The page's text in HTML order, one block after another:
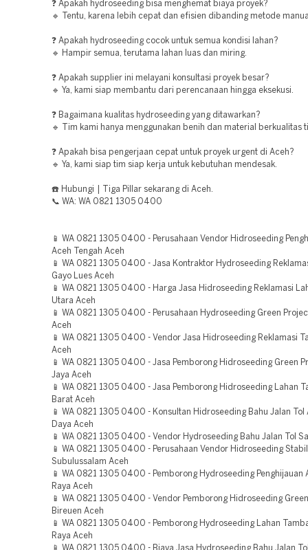
❓ Apakah hydroseeding bisa menghemat biaya proyek?
🔹 Tentu, karena lebih cepat dan efisien dibanding metode
❓ Apakah hydroseeding cocok untuk semua kondisi lahan?
🔹 Hampir semua, terutama lahan luas dan miring.
❓ Apakah supplier ini melayani konsultasi proyek besar?
🔹 Ya, kami siap membantu dari perencanaan hingga eksekusi.
❓ Bagaimana kualitas hydroseeding yang ditawarkan?
🔹 Tim kami hanya menggunakan benih dan material berkualitas
❓ Apakah bisa pengerjaan cepat untuk proyek urgent di Aceh?
🔹 Ya, kami siap tim siap kerja untuk kebutuhan mendesak.
☎️ Hubungi | Tiga Pillar sekarang di Aceh.
📞 WA: WA 0821 1305 0400
📱 WA 0821 1305 0400 - Perusahaan Vendor Hidroseeding
Aceh Tengah Aceh
📱 WA 0821 1305 0400 - Jasa Kontraktor Hydroseeding
Gayo Lues Aceh
📱 WA 0821 1305 0400 - Harga Jasa Hidroseeding Reklamasi
Utara Aceh
📱 WA 0821 1305 0400 - Perusahaan Hydroseeding Green
Aceh
📱 WA 0821 1305 0400 - Vendor Jasa Hidroseeding Reklamasi
Aceh
📱 WA 0821 1305 0400 - Jasa Pemborong Hidroseeding Green
Jaya Aceh
📱 WA 0821 1305 0400 - Jasa Pemborong Hidroseeding Lahan
Barat Aceh
📱 WA 0821 1305 0400 - Konsultan Hidroseeding Bahu Jalan Tol
Daya Aceh
📱 WA 0821 1305 0400 - Vendor Hydroseeding Bahu Jalan Tol
📱 WA 0821 1305 0400 - Perusahaan Vendor Hidroseeding
Subulussalam Aceh
📱 WA 0821 1305 0400 - Pemborong Hydroseeding Penghijauan
Raya Aceh
📱 WA 0821 1305 0400 - Vendor Pemborong Hidroseeding
Bireuen Aceh
📱 WA 0821 1305 0400 - Pemborong Hydroseeding Lahan
Raya Aceh
📱 WA 0821 1305 0400 - Biaya Jasa Hydroseeding Bahu Jalan